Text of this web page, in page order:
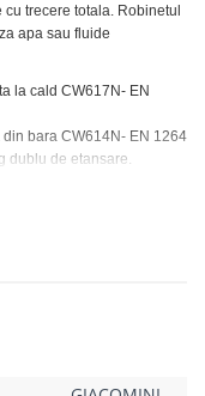
trecere totala. Robinetul
apa sau fluide
la cald CW617N- EN
bara CW614N- EN 1264
dublu de etansare.
cu profil cu